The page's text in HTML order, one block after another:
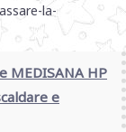
la-
MEDISANA HP
e